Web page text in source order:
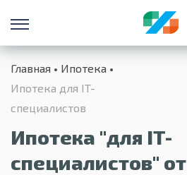
Главная
Ипотека
Ипотека для IT-
специалистов
Ипотека "для IT-
специалистов" от